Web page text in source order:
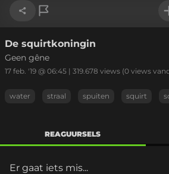
Link kopiëren
De squirtkoningin
Geen gêne
17 feb. '19 @ 06:45 | 319.678 views (0 views
water straal spuiten squirt
REAGUURSELS
Er gaat iets mis...